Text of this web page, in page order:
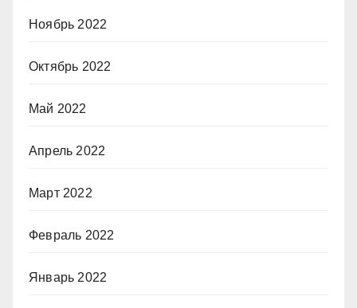
Ноябрь 2022
Октябрь 2022
Май 2022
Апрель 2022
Март 2022
Февраль 2022
Январь 2022